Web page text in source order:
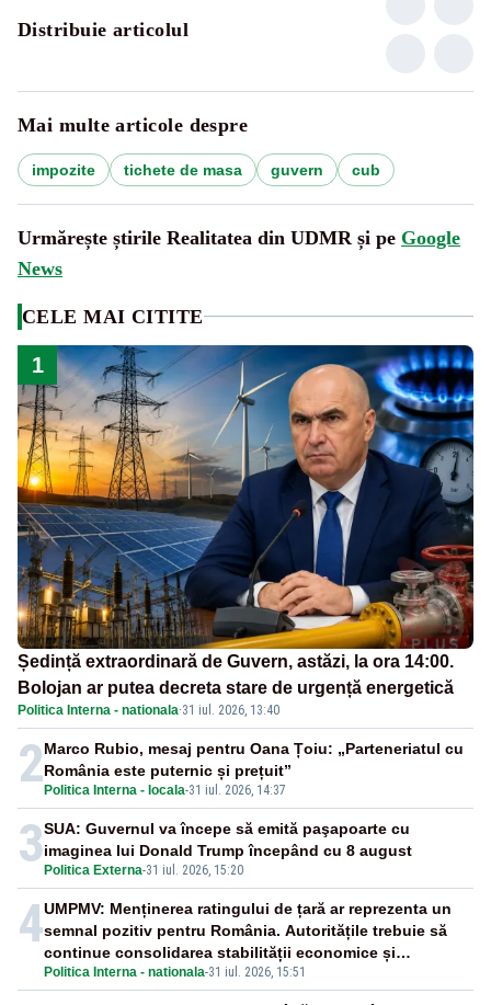
Distribuie articolul
Mai multe articole despre
impozite tichete de masa guvern cub
Urmărește știrile Realitatea din UDMR și pe Google
News
CELE MAI CITITE
1
Ședință extraordinară de Guvern, astăzi, la ora 14:00.
Bolojan ar putea decreta stare de urgență energetică
Politica Interna - nationala·31 iul. 2026, 13:40
2 Politica Interna - locala-31 iul. 2026, 14:37
Marco Rubio, mesaj pentru Oana Țoiu: „Parteneriatul cu
România este puternic și prețuit”
3 Politica Externa-31 iul. 2026, 15:20
SUA: Guvernul va începe să emită paşapoarte cu
imaginea lui Donald Trump începând cu 8 august
4
Politica Interna - nationala-31 iul. 2026, 15:51
UMPMV: Menținerea ratingului de țară ar reprezenta un
semnal pozitiv pentru România. Autoritățile trebuie să
continue consolidarea stabilității economice și
financiare